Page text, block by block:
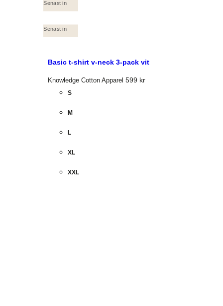
Senast in
Senast in
Basic t-shirt v-neck 3-pack vit
Knowledge Cotton Apparel 599 kr
S
M
L
XL
XXL